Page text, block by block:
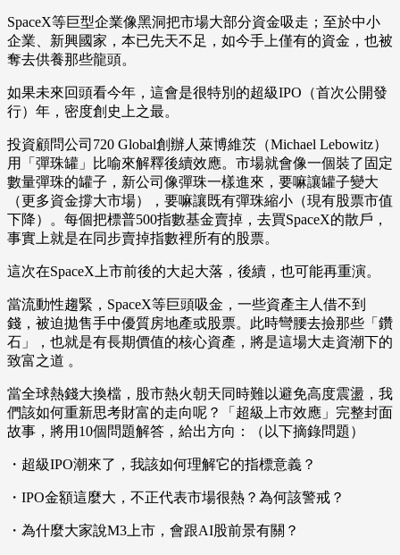
SpaceX等巨型企業像黑洞把市場大部分資金吸走；至於中小
企業、新興國家，本已先天不足，如今手上僅有的資金，也被
奪去供養那些龍頭。
如果未來回頭看今年，這會是很特別的超級IPO（首次公開發
行）年，密度創史上之最。
投資顧問公司720 Global創辦人萊博維茨（Michael Lebowitz）
用「彈珠罐」比喻來解釋後續效應。市場就會像一個裝了固定
數量彈珠的罐子，新公司像彈珠一樣進來，要嘛讓罐子變大
（更多資金撐大市場），要嘛讓既有彈珠縮小（現有股票市值
下降）。每個把標普500指數基金賣掉，去買SpaceX的散戶，
事實上就是在同步賣掉指數裡所有的股票。
這次在SpaceX上市前後的大起大落，後續，也可能再重演。
當流動性趨緊，SpaceX等巨頭吸金，一些資產主人借不到
錢，被迫拋售手中優質房地產或股票。此時彎腰去撿那些「鑽
石」，也就是有長期價值的核心資產，將是這場大走資潮下的
致富之道 。
當全球熱錢大換檔，股市熱火朝天同時難以避免高度震盪，我
們該如何重新思考財富的走向呢？「超級上市效應」完整封面
故事，將用10個問題解答，給出方向：（以下摘錄問題）
・超級IPO潮來了，我該如何理解它的指標意義？
・IPO金額這麼大，不正代表市場很熱？為何該警戒？
・為什麼大家說M3上市，會跟AI股前景有關？